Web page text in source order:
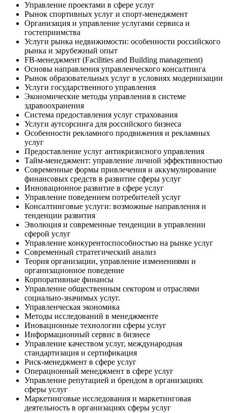
Управление проектами в сфере услуг
Рынок спортивных услуг и спорт-менеджмент
Организация и управление услугами сервиса и
гостеприимства
Услуги рынка недвижимости: особенности российского
рынка и зарубежный опыт
FB-менеджмент (Facilities and Building management)
Основы направления управленческого консалтинга
Рынок образовательных услуг в условиях модернизации
Услуги государственного управления
Экономические методы управления в системе
здравоохранения
Система предоставления услуг страхования
Услуги аутсорсинга для российского бизнеса
Особенности рекламного продвижения и рекламных
услуг
Предоставление услуг антикризисного управления
Тайм-менеджмент: управление личной эффективностью
Современные формы привлечения и аккумулирование
финансовых средств в развитие сферы услуг
Инновационное развитие в сфере услуг
Управление поведением потребителей услуг
Консалтинговые услуги: возможные направления и
тенденции развития
Эволюция и современные тенденции в управлении
сферой услуг
Управление конкурентоспособностью на рынке услуг
Современный стратегический анализ
Теория организации, управление изменениями и
организационное поведение
Корпоративные финансы
Управление общественным сектором и отраслями
социально-значимых услуг.
Управленческая экономика
Методы исследований в менеджменте
Иновационные технологии сферы услуг
Информационный сервис в бизнесе
Управление качеством услуг, международная
стандартизация и сертификация
Риск-менеджмент в сфере услуг
Операционный менеджмент в сфере услуг
Управление репутацией и брендом в организациях
сферы услуг
Маркетинговые исследования и маркетинговая
деятельность в организациях сферы услуг